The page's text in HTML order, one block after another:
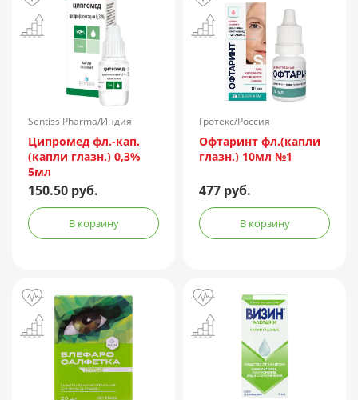
Sentiss Pharma/Индия
Ципромед фл.-кап.
(капли глазн.) 0,3%
5мл
150.50 руб.
В корзину
Гротекс/Россия
Офтаринт фл.(капли
глазн.) 10мл №1
477 руб.
В корзину